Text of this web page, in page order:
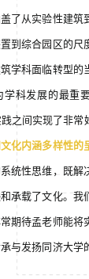
了从实验性建筑
到综合园区的尺
学科面临转型的
学科发展的最重
之间实现了非常
化内涵多样性的
统性思维，既解
承载了文化。我
期待孟老师能将
与发扬同济大学